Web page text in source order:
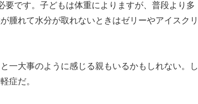
要です。子どもは体重によりますが、普段より多
腫れて水分が取れないときはゼリーやアイスクリ
一大事のように感じる親もいるかもしれない。し
症だ。